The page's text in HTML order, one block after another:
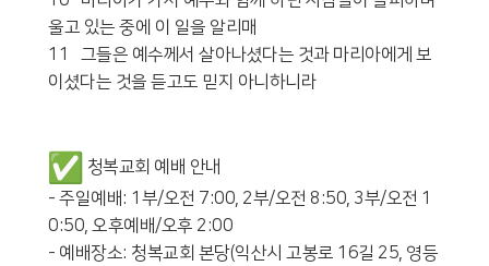
울고 있는 중에 이 일을 알리매
11 그들은 예수께서 살아나셨다는 것과 마리아에게 보
이셨다는 것을 듣고도 믿지 아니하니라
청복교회 예배 안내
- 주일예배: 1부/오전 7:00, 2부/오전 8:50, 3부/오전 1
0:50, 오후예배/오후 2:00
- 예배장소: 청복교회 본당(익산시 고봉로 16길 25, 영등